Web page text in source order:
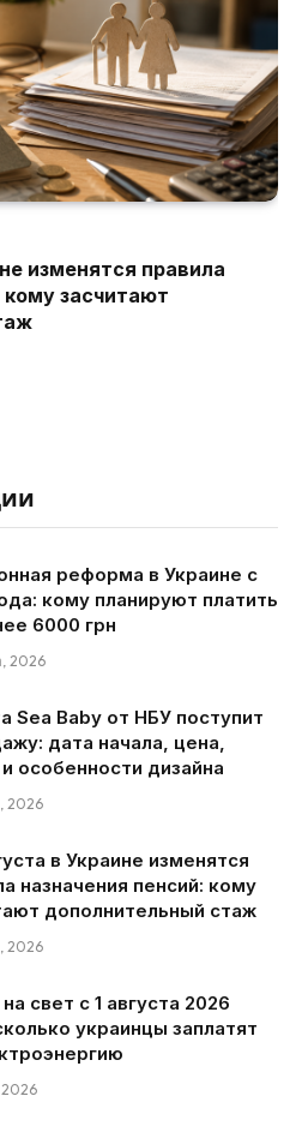
изменятся правила
кому засчитают
реформа в Украине с
кому планируют платить
6000 грн
2026
Sea Baby от НБУ поступит
дата начала, цена,
особенности дизайна
2026
в Украине изменятся
назначения пенсий: кому
дополнительный стаж
2026
свет с 1 августа 2026
украинцы заплатят
2026